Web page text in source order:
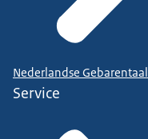
Nederlandse Gebarentaal
Service